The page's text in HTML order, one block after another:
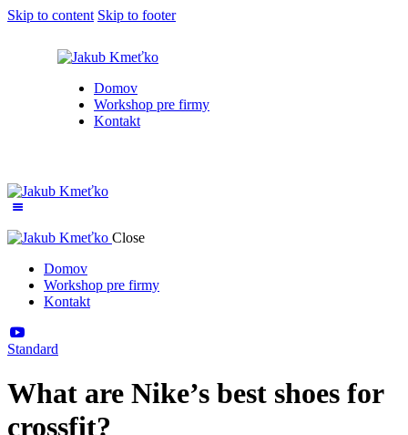
Skip to content Skip to footer
Domov
Workshop pre firmy
Kontakt
Close
Domov
Workshop pre firmy
Kontakt
Standard
What are Nike’s best shoes for
crossfit?